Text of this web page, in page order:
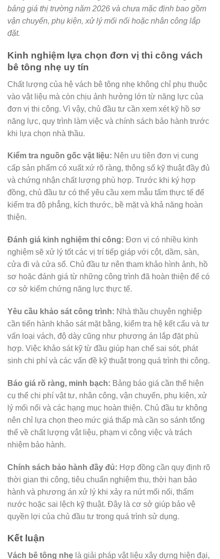
bảng giá thị trường năm 2026 và chưa mặc định bao gồm
vận chuyển, phụ kiện, xử lý mối nối hoặc nhân công lắp
đặt.
Kinh nghiệm lựa chọn đơn vị thi công vách
bê tông nhẹ uy tín
Chất lượng của hệ vách bê tông nhẹ không chỉ phụ thuộc
vào vật liệu mà còn chịu ảnh hưởng lớn từ năng lực của
đơn vị thi công. Vì vậy, chủ đầu tư cần xem xét kỹ hồ sơ
năng lực, quy trình làm việc và chính sách bảo hành trước
khi lựa chọn nhà thầu.
Kiểm tra nguồn gốc vật liệu: Nên ưu tiên đơn vị cung
cấp sản phẩm có xuất xứ rõ ràng, thông số kỹ thuật đầy đủ
và chứng nhận chất lượng phù hợp. Trước khi ký hợp
đồng, chủ đầu tư có thể yêu cầu xem mẫu tấm thực tế để
kiểm tra độ phẳng, kích thước, bề mặt và khả năng hoàn
thiện.
Đánh giá kinh nghiệm thi công: Đơn vị có nhiều kinh
nghiệm sẽ xử lý tốt các vị trí tiếp giáp với cột, dầm, sàn,
cửa đi và cửa sổ. Chủ đầu tư nên tham khảo hình ảnh, hồ
sơ hoặc đánh giá từ những công trình đã hoàn thiện để có
cơ sở kiểm chứng năng lực thực tế.
Yêu cầu khảo sát công trình: Nhà thầu chuyên nghiệp
cần tiến hành khảo sát mặt bằng, kiểm tra hệ kết cấu và tư
vấn loại vách, độ dày cũng như phương án lắp đặt phù
hợp. Việc khảo sát kỹ từ đầu giúp hạn chế sai sót, phát
sinh chi phí và các vấn đề kỹ thuật trong quá trình thi công.
Báo giá rõ ràng, minh bạch: Bảng báo giá cần thể hiện
cụ thể chi phí vật tư, nhân công, vận chuyển, phụ kiện, xử
lý mối nối và các hạng mục hoàn thiện. Chủ đầu tư không
nên chỉ lựa chọn theo mức giá thấp mà cần so sánh tổng
thể về chất lượng vật liệu, phạm vi công việc và trách
nhiệm bảo hành.
Chính sách bảo hành đầy đủ: Hợp đồng cần quy định rõ
thời gian thi công, tiêu chuẩn nghiệm thu, thời hạn bảo
hành và phương án xử lý khi xảy ra nứt mối nối, thấm
nước hoặc sai lệch kỹ thuật. Đây là cơ sở giúp bảo vệ
quyền lợi của chủ đầu tư trong quá trình sử dụng.
Kết luận
Vách bê tông nhẹ là giải pháp vật liệu xây dựng hiện đại,